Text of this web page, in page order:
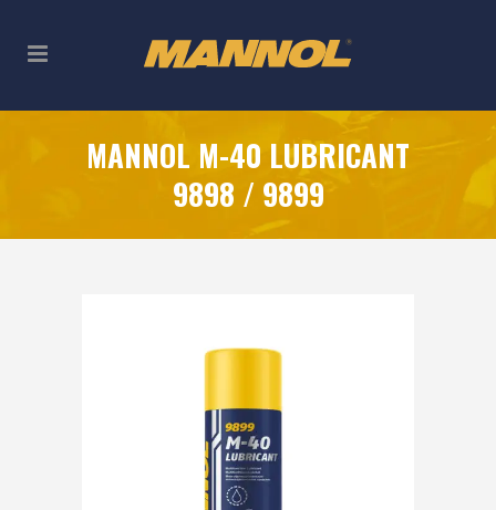
MANNOL M-40 LUBRICANT
9898 / 9899